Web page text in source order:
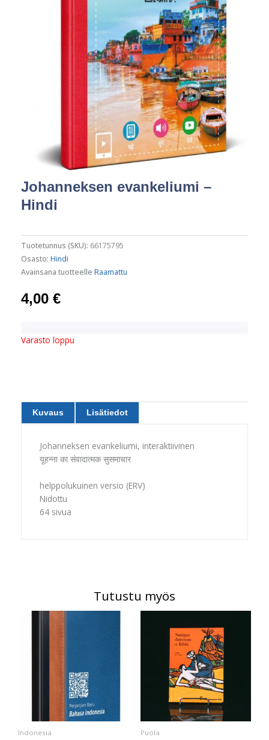
Johanneksen evankeliumi –
Hindi
Tuotetunnus (SKU): 66175795
Osasto: Hindi
Avainsana tuotteelle Raamattu
4,00 €
Varasto loppu
Kuvaus Lisätiedot
Johanneksen evankeliumi, interaktiivinen
यूहन्ना का संवादात्मक सुसमाचार
helppolukuinen versio (ERV)
Nidottu
64 sivua
Tutustu myös
Indonesia Puola